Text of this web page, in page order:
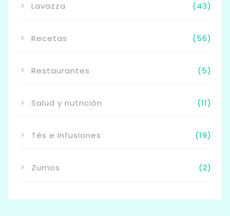
Lavazza (43)
Recetas (56)
Restaurantes (5)
Salud y nutrición (11)
Tés e Infusiones (19)
Zumos (2)